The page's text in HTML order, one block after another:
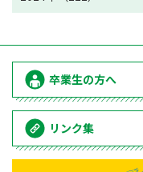
卒業生の方へ
リンク集